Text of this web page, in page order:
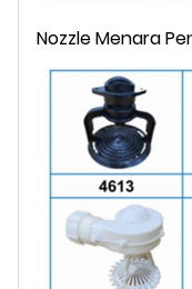
Nozzle Menara